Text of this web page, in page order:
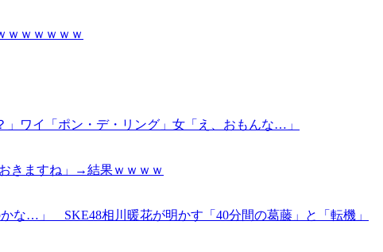
ｗｗｗｗｗｗ
ワイ「ポン・デ・リング」女「え、おもんな…」
きますね」→結果ｗｗｗｗ
な…」 SKE48相川暖花が明かす「40分間の葛藤」と「転機」